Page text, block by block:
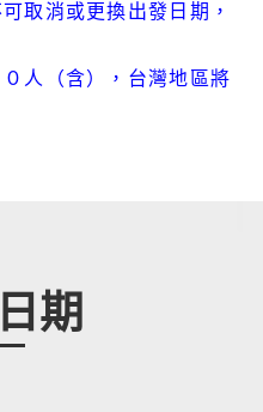
取消或更換出發日期，
人（含），台灣地區將
期